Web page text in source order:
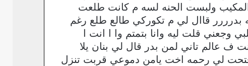
ولبست الحنه لسه م كانت طلعت
قاال لي م تكوركي طالع طلع رغم
وجعني قلت ليه وانا بتمتم وا ا انت ا
عالم تاني لمن بدر قال لي بنان يلا
لي رحمه اخت يامن دموعي قربت تنزل